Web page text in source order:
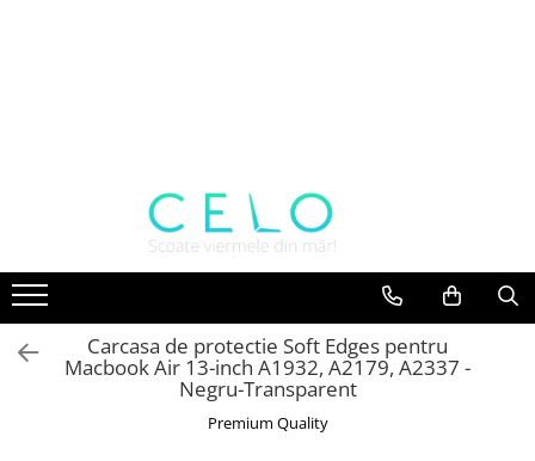
Piese & Accesorii MacBook
MacBook Pro Retina
A1398 (Retina 15” 2012-2015)
A1425 (Retina 13” 2012-2013)
A1502 (Retina 13” 2013-2015)
A1706 (Retina 13” 2016-2017)
A1707 (Retina 15” 2016-2017)
A1708 (Retina 13” 2016-2017)
Carcasa de protectie Soft Edges pentru
Macbook Air 13-inch A1932, A2179, A2337 -
Negru-Transparent
Premium Quality